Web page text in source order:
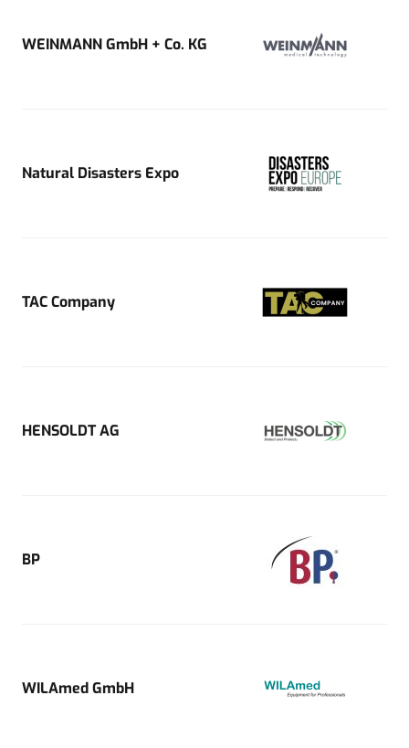
WEINMANN GmbH + Co. KG
Natural Disasters Expo
TAC Company
HENSOLDT AG
BP
WILAmed GmbH